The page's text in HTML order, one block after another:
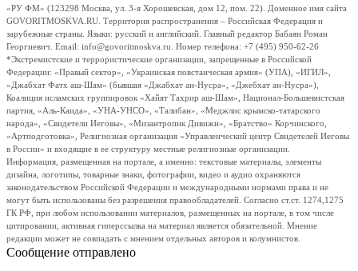
«РУ ФМ» (123298 Москва, ул. 3-я Хорошевская, дом 12, пом. 22). Доменное имя сайта
GOVORITMOSKVA.RU. Территория распространения – Российская Федерация и
зарубежные страны. Языки: русский и английский. Главный редактор Бабаян Роман
Георгиевич. Email: info@govoritmoskva.ru. Номер телефона: +7 (495) 950-62-26
*Экстремистские и террористические организации, запрещенные в Российской
Федерации: «Правый сектор», «Украинская повстанческая армия» (УПА), «ИГИЛ»,
«Джабхат Фатх аш-Шам» (бывшая «Джабхат ан-Нусра», «Джебхат ан-Нусра»),
Коалиция исламских группировок «Хайят Тахрир аш-Шам», Национал-Большевистская
партия, «Аль-Каида», «УНА-УНСО», «Талибан», «Меджлис крымско-татарского
народа», «Свидетели Иеговы», «Мизантропик Дивижн», «Братство» Корчинского,
«Артподготовка», Религиозная организация «Управленческий центр Свидетелей Иеговы
в России» и входящие в ее структуру местные религиозные организации.
Информация, размещенная на портале, а именно: текстовые материалы, элементы
дизайна, логотипы, товарные знаки, фотографии, видео и аудио охраняются
законодательством Российской Федерации и международными нормами права и не
могут быть использованы без разрешения правообладателей. Согласно ст.ст. 1274,1275
ГК РФ, при любом использовании материалов, размещенных на портале, в том числе
цитировании, активная гиперссылка на материал является обязательной. Мнение
редакции может не совпадать с мнением отдельных авторов и колумнистов.
Сообщение отправлено